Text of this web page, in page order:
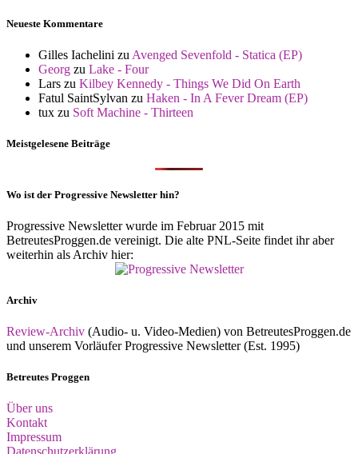
Neueste Kommentare
Gilles Iachelini zu Avenged Sevenfold - Statica (EP)
Georg zu Lake - Four
Lars zu Kilbey Kennedy - Things We Did On Earth
Fatul SaintSylvan zu Haken - In A Fever Dream (EP)
tux zu Soft Machine - Thirteen
Meistgelesene Beiträge
Wo ist der Progressive Newsletter hin?
Progressive Newsletter wurde im Februar 2015 mit
BetreutesProggen.de vereinigt. Die alte PNL-Seite findet ihr aber
weiterhin als Archiv hier:
Archiv
Review-Archiv (Audio- u. Video-Medien) von BetreutesProggen.de
und unserem Vorläufer Progressive Newsletter (Est. 1995)
Betreutes Proggen
Über uns
Kontakt
Impressum